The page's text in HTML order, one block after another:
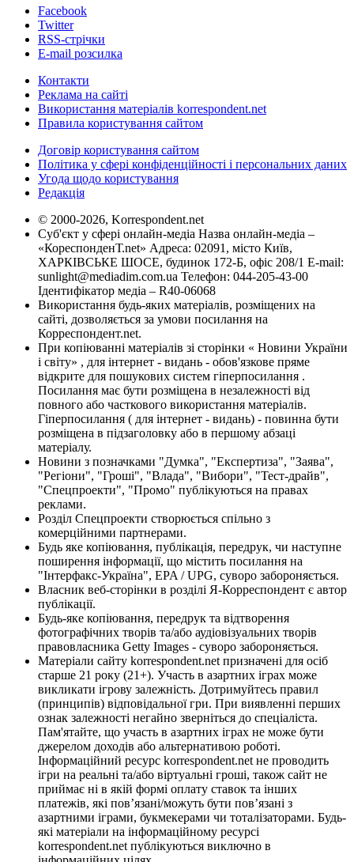
Facebook
Twitter
RSS-стрічки
E-mail розсилка
Контакти
Реклама на сайті
Використання матеріалів korrespondent.net
Правила користування сайтом
Договір користування сайтом
Політика у сфері конфіденційності і персональних даних
Угода щодо користування
Редакція
© 2000-2026, Korrespondent.net
Суб'єкт у сфері онлайн-медіа Назва онлайн-медіа –
«КореспонденТ.net» Адреса: 02091, місто Київ,
ХАРКІВСЬКЕ ШОСЕ, будинок 172-Б, офіс 208/1 E-mail:
sunlight@mediadim.com.ua Телефон: 044-205-43-00
Ідентифікатор медіа – R40-06068
Використання будь-яких матеріалів, розміщених на
сайті, дозволяється за умови посилання на
Корреспондент.net.
При копіюванні матеріалів зі сторінки « Новини України
і світу» , для інтернет - видань - обов'язкове пряме
відкрите для пошукових систем гіперпосилання .
Посилання має бути розміщена в незалежності від
повного або часткового використання матеріалів.
Гіперпосилання ( для інтернет - видань) - повинна бути
розміщена в підзаголовку або в першому абзаці
матеріалу.
Новини з позначками "Думка", "Експертиза", "Заява",
"Регіони", "Гроші", "Влада", "Вибори", "Тест-драйв",
"Спецпроекти", "Промо" публікуються на правах
реклами.
Розділ Спецпроекти створюється спільно з
комерційними партнерами.
Будь яке копіювання, публікація, передрук, чи наступне
поширення інформації, що містить посилання на
"Інтерфакс-Україна", EPA / UPG, суворо забороняється.
Власник веб-сторінки в розділі Я-Корреспондент є автор
публікації.
Будь-яке копіювання, передрук та відтворення
фотографічних творів та/або аудіовізуальних творів
правовласника Getty Images - суворо забороняється.
Матеріали сайту korrespondent.net призначені для осіб
старше 21 року (21+). Участь в азартних іграх може
викликати ігрову залежність. Дотримуйтесь правил
(принципів) відповідальної гри. При виявленні перших
ознак залежності негайно зверніться до спеціаліста.
Пам'ятайте, що участь в азартних іграх не може бути
джерелом доходів або альтернативою роботі.
Інформаційний ресурс korrespondent.net не проводить
ігри на реальні та/або віртуальні гроші, також сайт не
приймає ні в якій формі оплату ставок та інших
платежів, які пов’язані/можуть бути пов’язані з
азартними іграми, букмекерами чи тоталізаторами. Будь-
які матеріали на інформаційному ресурсі
korrespondent.net публікуються виключно в